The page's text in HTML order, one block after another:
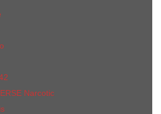
Narcotic